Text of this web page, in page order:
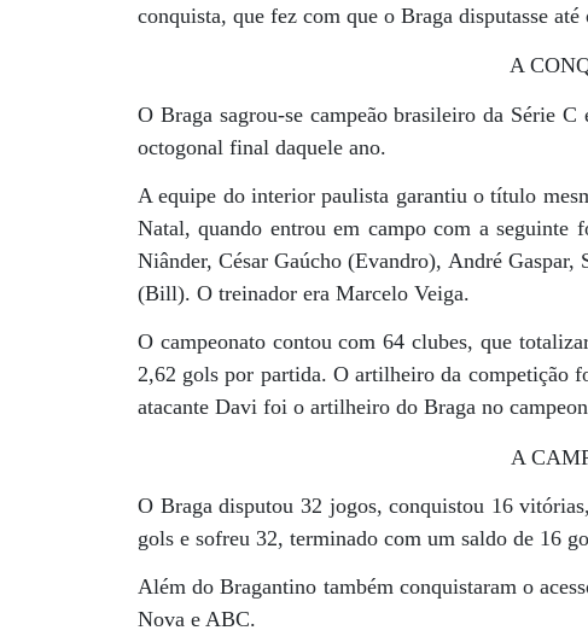
conquista, que fez com que o Braga disputasse
A
O Braga sagrou-se campeão brasileiro da Série
octogonal final daquele ano.
A equipe do interior paulista garantiu o título
Natal, quando entrou em campo com a
Niânder, César Gaúcho (Evandro), André
(Bill). O treinador era Marcelo Veiga.
O campeonato contou com 64 clubes, que
2,62 gols por partida. O artilheiro da
atacante Davi foi o artilheiro do Braga no
A
O Braga disputou 32 jogos, conquistou 16
gols e sofreu 32, terminado com um saldo de 16
Além do Bragantino também conquistaram o
Nova e ABC.